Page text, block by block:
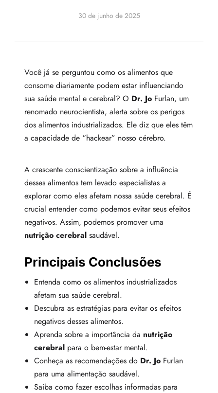
30 de junho de 2025
Você já se perguntou como os alimentos que
consome diariamente podem estar influenciando
sua saúde mental e cerebral? O Dr. Jo Furlan, um
renomado neurocientista, alerta sobre os perigos
dos alimentos industrializados. Ele diz que eles têm
a capacidade de “hackear” nosso cérebro.
A crescente conscientização sobre a influência
desses alimentos tem levado especialistas a
explorar como eles afetam nossa saúde cerebral. É
crucial entender como podemos evitar seus efeitos
negativos. Assim, podemos promover uma
nutrição cerebral saudável.
Principais Conclusões
Entenda como os alimentos industrializados
afetam sua saúde cerebral.
Descubra as estratégias para evitar os efeitos
negativos desses alimentos.
Aprenda sobre a importância da nutrição
cerebral para o bem-estar mental.
Conheça as recomendações do Dr. Jo Furlan
para uma alimentação saudável.
Saiba como fazer escolhas informadas para